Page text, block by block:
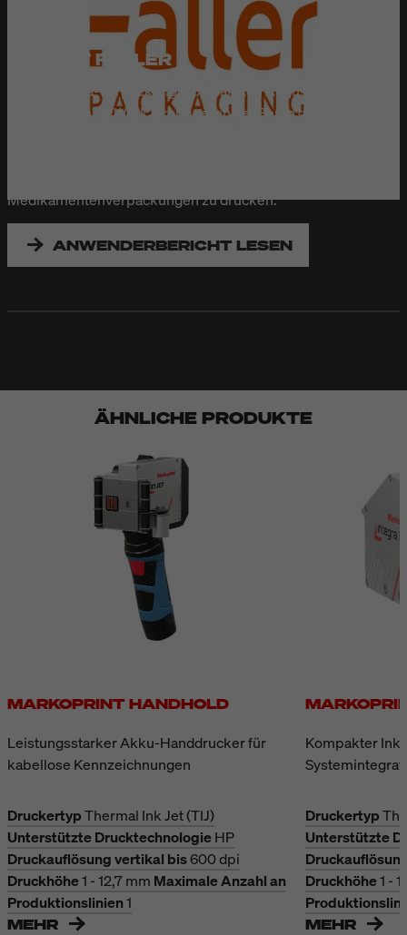
iLOGIK-Drehtaster; bei
Druckbildern mit
Variablenfeld erscheint
automatisch die
Eingabemaske.
AUGUST FALLER
Beim Pharma-Verpackungsspezialisten August Faller KG
übernehmen im Werk Großbeeren bei Berlin die Markoprint
Medikamentenverpackungen zu drucken.
ANWENDERBERICHT LESEN
ÄHNLICHE PRODUKTE
MARKOPRINT HANDHOLD
Leistungsstarker Akku-Handdrucker für
kabellose Kennzeichnungen
DruckertypThermal Ink Jet (TIJ)
Unterstützte DrucktechnologieHP
Druckauflösung vertikal bis600 dpi
Druckhöhe1 - 12,7 mm Maximale Anzahl an
Produktionslinien1
MEHR
Kompakter
Druckertyp
Unterstützte
Druckhöhe1 -
MEHR